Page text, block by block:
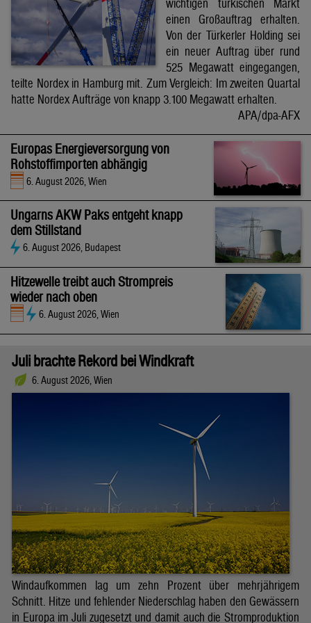
wichtigen türkischen Markt
einen Großauftrag erhalten.
Von der Türkerler Holding sei
ein neuer Auftrag über rund
525 Megawatt eingegangen,
teilte Nordex in Hamburg mit. Zum Vergleich: Im zweiten Quartal
hatte Nordex Aufträge von knapp 3.100 Megawatt erhalten.
APA/dpa-AFX
Europas Energieversorgung von
Rohstoffimporten abhängig
6. August 2026, Wien
Ungarns AKW Paks entgeht knapp
dem Stillstand
6. August 2026, Budapest
Hitzewelle treibt auch Strompreis
wieder nach oben
6. August 2026, Wien
Juli brachte Rekord bei Windkraft
6. August 2026, Wien
Windaufkommen lag um zehn Prozent über mehrjährigem
Schnitt. Hitze und fehlender Niederschlag haben den Gewässern
in Europa im Juli zugesetzt und damit auch die Stromproduktion